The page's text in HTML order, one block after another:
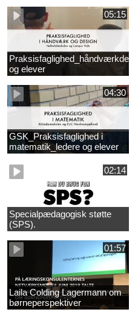
05:15
og elever
04:30
GSK_Praksisfaglighed i
matematik_ledere og elever
02:14
Specialpædagogisk støtte
(SPS).
01:57
Laila Colding Lagermann om
børneperspektiver